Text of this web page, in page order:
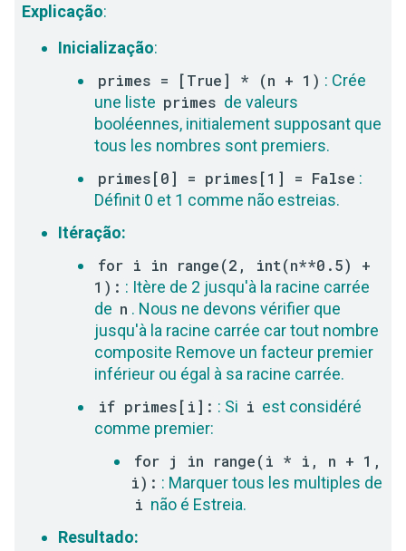
Explicação:
Inicialização:
primes = [True] * (n + 1) : Crée
une liste primes de valeurs
booléennes, initialement supposant que
tous les nombres sont premiers.
primes[0] = primes[1] = False :
Définit 0 et 1 comme não estreias.
Itéração:
for i in range(2, int(n**0.5) +
1): : Itère de 2 jusqu'à la racine carrée
de n . Nous ne devons vérifier que
jusqu'à la racine carrée car tout nombre
composite Remove un facteur premier
inférieur ou égal à sa racine carrée.
if primes[i]: : Si i est considéré
comme premier:
for j in range(i * i, n + 1,
i): : Marquer tous les multiples de
i não é Estreia.
Resultado: